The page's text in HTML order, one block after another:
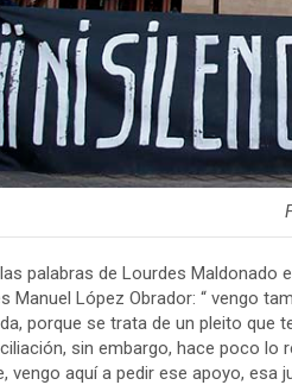
palabras de Lourdes Maldonado
Manuel López Obrador: “ vengo
porque se trata de un pleito que
sin embargo, hace poco lo
vengo aquí a pedir ese apoyo,